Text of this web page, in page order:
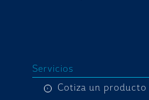
Servicios
Cotiza un producto